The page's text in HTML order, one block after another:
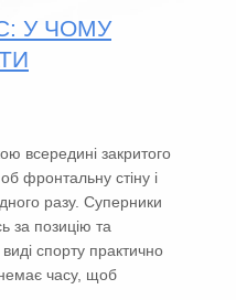
У ЧОМУ
всередині закритого
фронтальну стіну і
разу. Суперники
за позицію та
спорту практично
часу, щоб